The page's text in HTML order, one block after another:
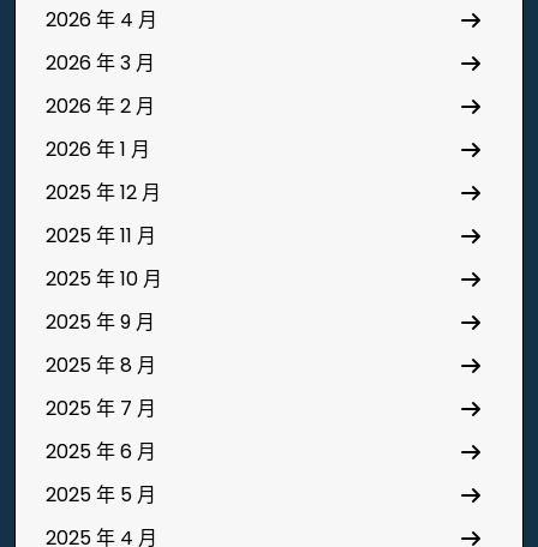
2026 年 4 月
2026 年 3 月
2026 年 2 月
2026 年 1 月
2025 年 12 月
2025 年 11 月
2025 年 10 月
2025 年 9 月
2025 年 8 月
2025 年 7 月
2025 年 6 月
2025 年 5 月
2025 年 4 月